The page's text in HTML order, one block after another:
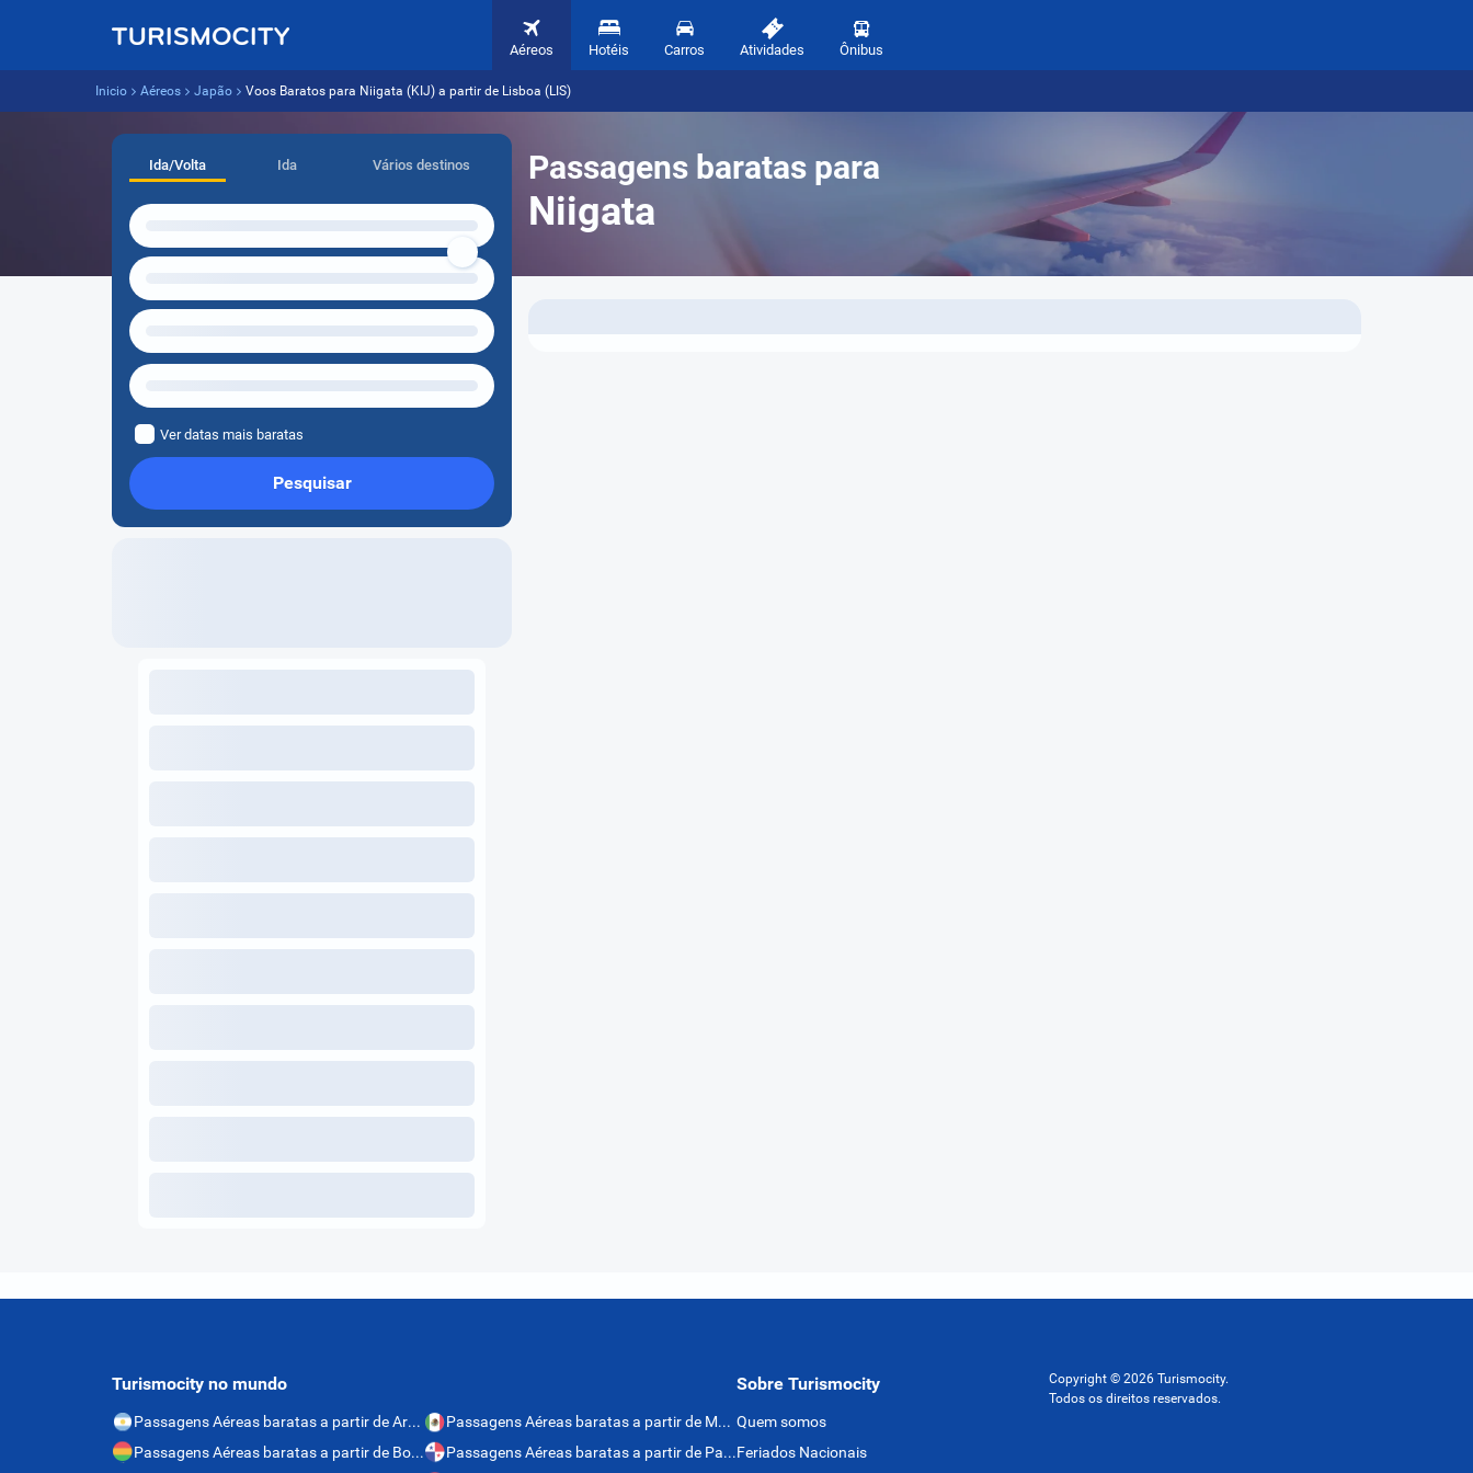
Aéreos Hotéis Carros Atividades Ônibus
Inicio Aéreos Japão Voos Baratos para Niigata (KIJ) a partir de Lisboa (LIS)
Passagens baratas para
Niigata
Ida/Volta Ida Vários destinos
Ver datas mais baratas
Pesquisar
Turismocity no mundo
Passagens Aéreas baratas a partir de Argentina
Passagens Aéreas baratas a partir de Bolívia
Passagens Aéreas baratas a partir de México
Passagens Aéreas baratas a partir de Panamá
Sobre Turismocity
Quem somos
Feriados Nacionais
Copyright © 2026 Turismocity.
Todos os direitos reservados.